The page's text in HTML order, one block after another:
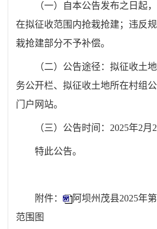
（一）自本公告发布之日起
在拟征收范围内抢栽抢建；违反
栽抢建部分不予补偿。
（二）公告途径：拟征收土
务公开栏、拟征收土地所在村组
门户网站。
（三）公告时间 ： 2025年2月
特此公告。
附件：
阿坝州茂县2025年
范围图